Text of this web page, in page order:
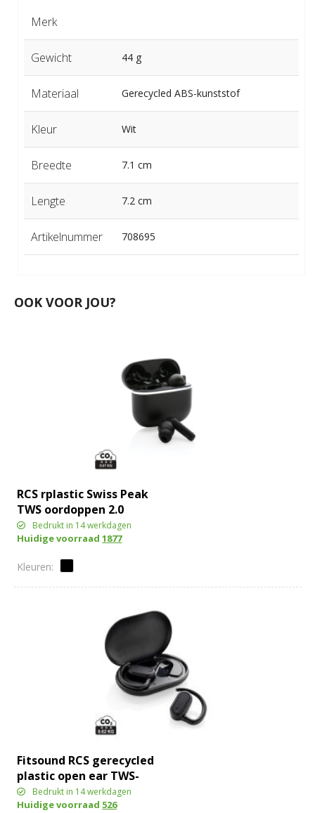
Merk
Gewicht 44 g
Materiaal Gerecycled ABS-kunststof
Kleur Wit
Breedte 7.1 cm
Lengte 7.2 cm
Artikelnummer 708695
OOK VOOR JOU?
RCS rplastic Swiss Peak
TWS oordoppen 2.0
Bedrukt in 14 werkdagen
Huidige voorraad1877
Fitsound RCS gerecycled
plastic open ear TWS-
oordopjes
Bedrukt in 14 werkdagen
Huidige voorraad 526